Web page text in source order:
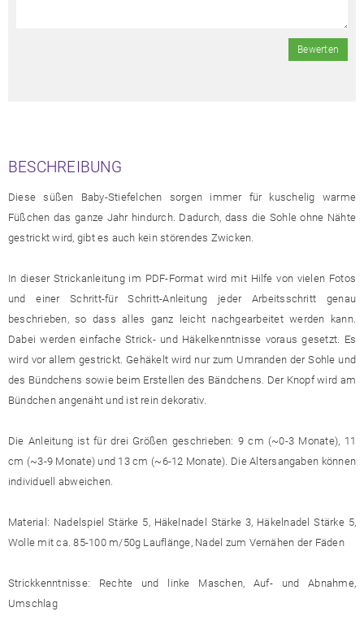
Bewerten
BESCHREIBUNG
Diese süßen Baby-Stiefelchen sorgen immer für kuschelig warme
Füßchen das ganze Jahr hindurch. Dadurch, dass die Sohle ohne Nähte
gestrickt wird, gibt es auch kein störendes Zwicken.
In dieser Strickanleitung im PDF-Format wird mit Hilfe von vielen Fotos
und einer Schritt-für Schritt-Anleitung jeder Arbeitsschritt genau
beschrieben, so dass alles ganz leicht nachgearbeitet werden kann.
Dabei werden einfache Strick- und Häkelkenntnisse voraus gesetzt. Es
wird vor allem gestrickt. Gehäkelt wird nur zum Umranden der Sohle und
des Bündchens sowie beim Erstellen des Bändchens. Der Knopf wird am
Bündchen angenäht und ist rein dekorativ.
Die Anleitung ist für drei Größen geschrieben: 9 cm (~0-3 Monate), 11
cm (~3-9 Monate) und 13 cm (~6-12 Monate). Die Altersangaben können
individuell abweichen.
Material: Nadelspiel Stärke 5, Häkelnadel Stärke 3, Häkelnadel Stärke 5,
Wolle mit ca. 85-100 m/50g Lauflänge, Nadel zum Vernähen der Fäden
Strickkenntnisse: Rechte und linke Maschen, Auf- und Abnahme,
Umschlag